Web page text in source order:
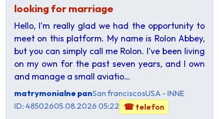
looking for marriage
Hello, I'm really glad we had the opportunity to
meet on this platform. My name is Rolon Abbey,
but you can simply call me Rolon. I've been living
on my own for the past seven years, and I own
and manage a small aviatio…
matrymonialne panSan franciscosUSA - INNE
ID: 48502605.08.2026 05:22 ☎ telefon